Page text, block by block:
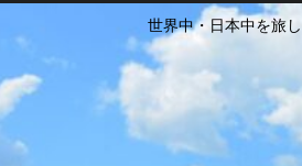
世界中・日本中を旅